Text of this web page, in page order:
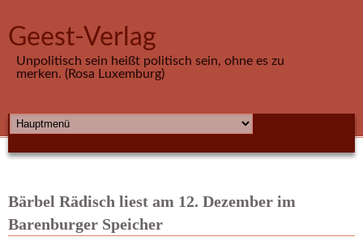
Geest-Verlag
Unpolitisch sein heißt politisch sein, ohne es zu
merken. (Rosa Luxemburg)
HAUPTMENÜ
Bärbel Rädisch liest am 12. Dezember im
Barenburger Speicher